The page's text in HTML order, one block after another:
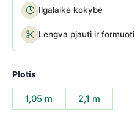
Ilgalaikė kokybė
Lengva pjauti ir formuoti
Plotis
1,05 m 2,1 m